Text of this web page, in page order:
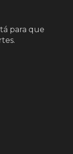
para que